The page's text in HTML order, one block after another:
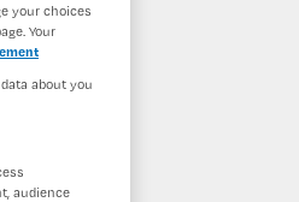
your choices
Your
about you
audience